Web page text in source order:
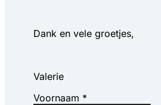
Dank en vele groetjes,
Valerie
Voornaam *